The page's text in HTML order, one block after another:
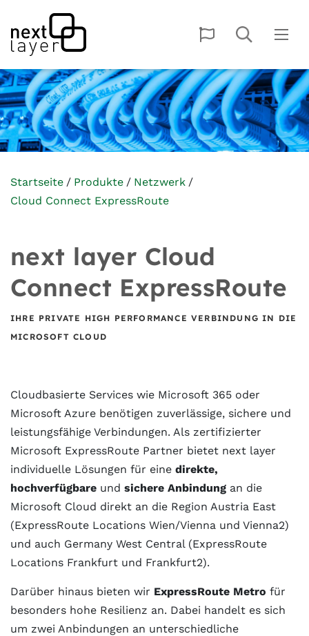
Startseite Produkte
Netzwerk
Cloud Connect ExpressRoute
next layer Cloud
Connect ExpressRoute
IHRE PRIVATE HIGH PERFORMANCE VERBINDUNG IN DIE
MICROSOFT CLOUD
Cloudbasierte Services wie Microsoft 365 oder
Microsoft Azure benötigen zuverlässige, sichere und
leistungsfähige Verbindungen. Als zertifizierter
Microsoft ExpressRoute Partner bietet next layer
individuelle Lösungen für eine direkte,
hochverfügbare und sichere Anbindung an die
Microsoft Cloud direkt an die Region Austria East
(ExpressRoute Locations Wien/Vienna und Vienna2)
und auch Germany West Central (ExpressRoute
Locations Frankfurt und Frankfurt2).
Darüber hinaus bieten wir ExpressRoute Metro für
besonders hohe Resilienz an. Dabei handelt es sich
um zwei Anbindungen an unterschiedliche